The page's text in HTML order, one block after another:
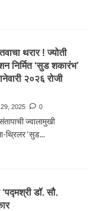
थरार ! ज्योती
निर्मित ‘सुड शकारंभ’
२०२६ रोजी
2025 0
ज्वालामुखी
थ्रिलर ‘सुड...
डॉ. सौ.